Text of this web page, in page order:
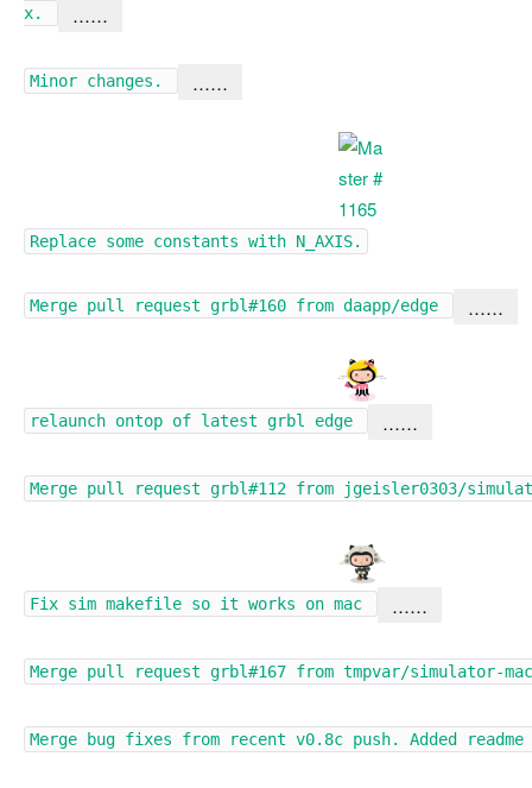
x.
……
Minor changes. ……
Replace some constants with N_AXIS.
Merge pull request grbl#160 from daapp/edge ……
relaunch ontop of latest grbl edge ……
Merge pull request grbl#112 from jgeisler0303/
Fix sim makefile so it works on mac ……
Merge pull request grbl#167 from tmpvar/simulator-mac
Merge bug fixes from recent v0.8c push. Added